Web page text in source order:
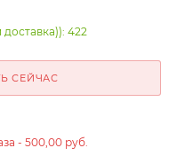
422
СЕЙЧАС
- 500,00 руб.